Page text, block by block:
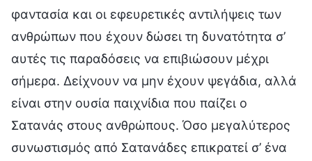
φαντασία και οι εφευρετικές αντιλήψεις των
ανθρώπων που έχουν δώσει τη δυνατότητα σ’
αυτές τις παραδόσεις να επιβιώσουν μέχρι
σήμερα. Δείχνουν να μην έχουν ψεγάδια, αλλά
είναι στην ουσία παιχνίδια που παίζει ο
Σατανάς στους ανθρώπους. Όσο μεγαλύτερος
συνωστισμός από Σατανάδες επικρατεί σ’ ένα